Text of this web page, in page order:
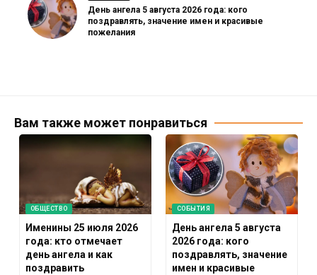
День ангела 5 августа 2026 года: кого
поздравлять, значение имен и красивые
пожелания
Вам также может понравиться
ОБЩЕСТВО
Именины 25 июля 2026
года: кто отмечает
день ангела и как
поздравить
СОБЫТИЯ
День ангела 5 августа
2026 года: кого
поздравлять, значение
имен и красивые